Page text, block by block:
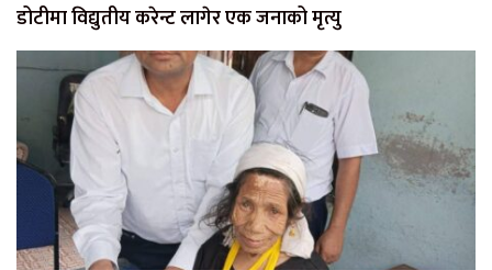
डोटीमा विद्युतीय करेन्ट लागेर एक जनाको मृत्यु